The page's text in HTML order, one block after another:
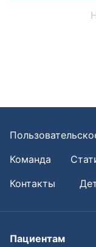
Команда
Контакты
Пациентам